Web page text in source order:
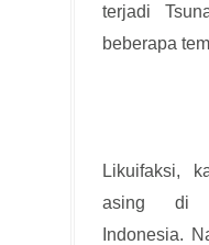
terjadi
beberapa
Likuifaksi,
asing di
Indonesia.